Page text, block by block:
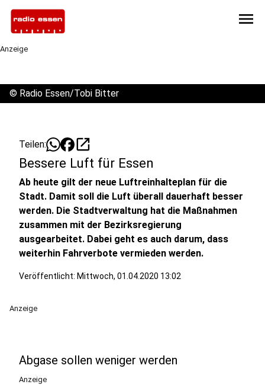
menu
Anzeige
© Radio Essen/Tobi Bitter
Teilen: open_in_new
Bessere Luft für Essen
Ab heute gilt der neue Luftreinhalteplan für die
Stadt. Damit soll die Luft überall dauerhaft besser
werden. Die Stadtverwaltung hat die Maßnahmen
zusammen mit der Bezirksregierung
ausgearbeitet. Dabei geht es auch darum, dass
weiterhin Fahrverbote vermieden werden.
Veröffentlicht: Mittwoch, 01.04.2020 13:02
Anzeige
Abgase sollen weniger werden
Anzeige